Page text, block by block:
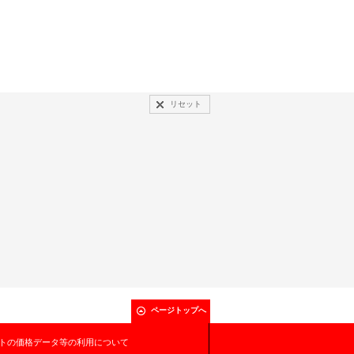
リセット
ページトップへ
の価格データ等の利用について